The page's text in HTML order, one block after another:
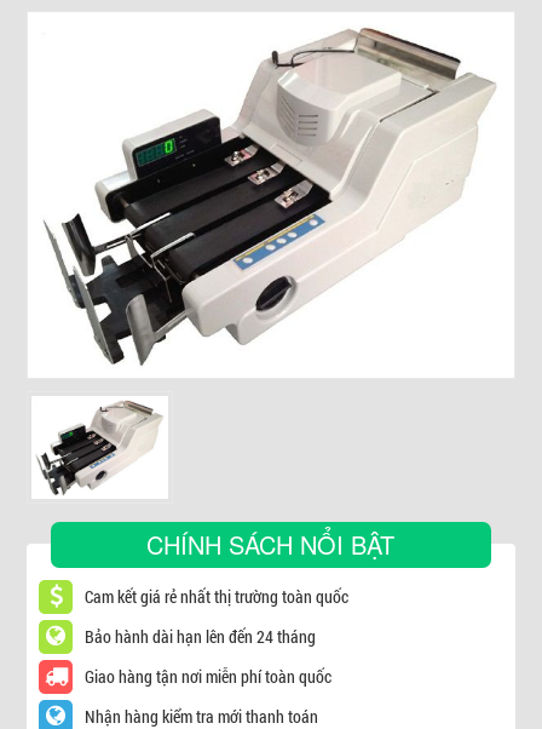
▼
▼
CHÍNH SÁCH NỔI BẬT
Cam kết giá rẻ nhất thị trường toàn quốc
Bảo hành dài hạn lên đến 24 tháng
Giao hàng tận nơi miễn phí toàn quốc
Nhận hàng kiểm tra mới thanh toán